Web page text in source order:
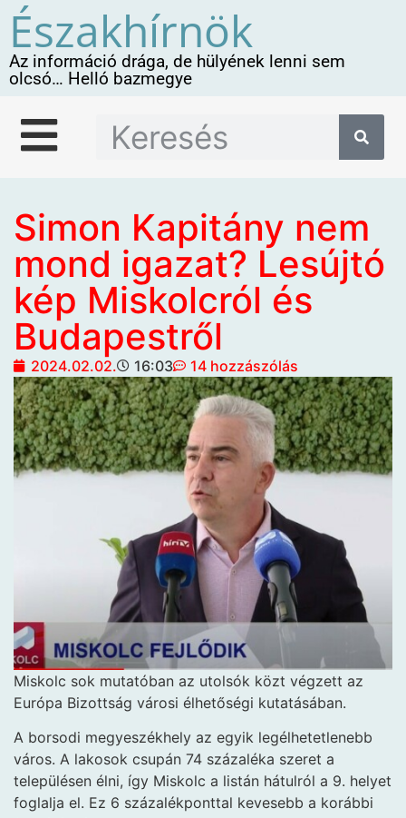
Északhírnök
Az információ drága, de hülyének lenni sem
olcsó… Helló bazmegye
Simon Kapitány nem
mond igazat? Lesújtó
kép Miskolcról és
Budapestről
2024.02.02. 16:03 14 hozzászólás
Miskolc sok mutatóban az utolsók közt végzett az
Európa Bizottság városi élhetőségi kutatásában.
A borsodi megyeszékhely az egyik legélhetetlenebb
város. A lakosok csupán 74 százaléka szeret a
településen élni, így Miskolc a listán hátulról a 9. helyet
foglalja el. Ez 6 százalékponttal kevesebb a korábbi